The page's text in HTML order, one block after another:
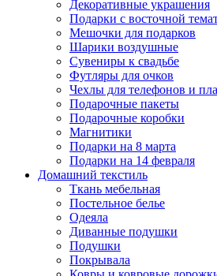
Декоративные украшения
Подарки с восточной
Мешочки для подарков
Шарики воздушные
Сувениры к свадьбе
Футляры для очков
Чехлы для телефонов и
Подарочные пакеты
Подарочные коробки
Магнитики
Подарки на 8 марта
Подарки на 14 февраля
Домашний текстиль
Ткань мебельная
Постельное белье
Одеяла
Диванные подушки
Подушки
Покрывала